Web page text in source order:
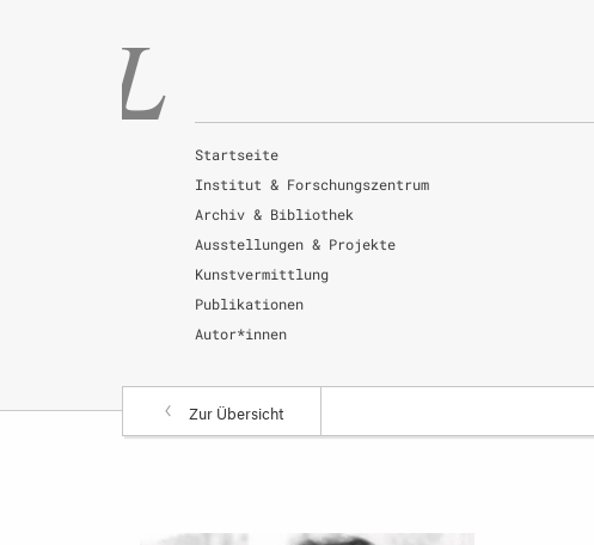
Startseite
Institut & Forschungszentrum
Archiv & Bibliothek
Ausstellungen & Projekte
Kunstvermittlung
Publikationen
Autor*innen
Zur Übersicht